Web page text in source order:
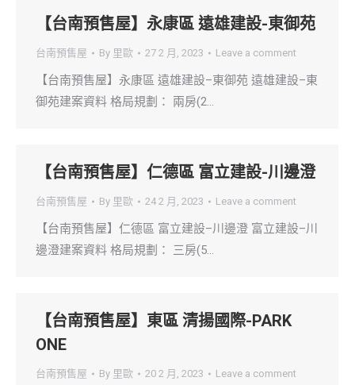
【台南預售屋】永康區 遠雄建設-東御苑
台南預售屋 By 里歐 27 2 月, 2023 Leave a comment
【台南預售屋】永康區 遠雄建設–東御苑 遠雄建設–東
御苑建案資料 格局規劃： 兩房(2…
【台南預售屋】仁德區 富立建設-川邊澄
台南預售屋 By 里歐 24 2 月, 2023 Leave a comment
【台南預售屋】仁德區 富立建設–川邊澄 富立建設–川
邊澄建案資料 格局規劃： 三房(5…
【台南預售屋】東區 清揚國際-PARK
ONE
台南預售屋 By 里歐 20 2 月, 2023 Leave a comment